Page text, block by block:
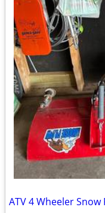
ATV 4 Wheeler Snow